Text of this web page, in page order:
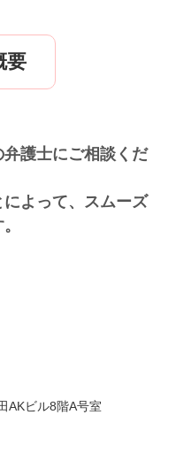
要
護士にご相談くだ
よって、スムーズ
AKビル8階A号室